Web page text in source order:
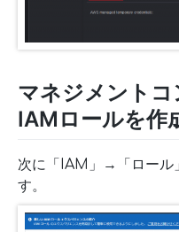
マネジメントコ
IAMロールを作
次に「IAM」→「ロール
す。